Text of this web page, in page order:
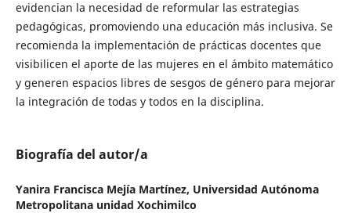
evidencian la necesidad de reformular las estrategias
pedagógicas, promoviendo una educación más inclusiva. Se
recomienda la implementación de prácticas docentes que
visibilicen el aporte de las mujeres en el ámbito matemático
y generen espacios libres de sesgos de género para mejorar
la integración de todas y todos en la disciplina.
Biografía del autor/a
Yanira Francisca Mejía Martínez, Universidad Autónoma
Metropolitana unidad Xochimilco